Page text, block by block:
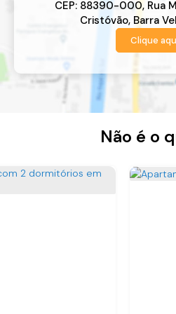
CEP: 88390-000, Rua
Cristóvão, Barra
Clique
Não é o